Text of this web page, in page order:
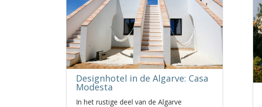
Designhotel in de Algarve: Casa
Modesta
In het rustige deel van de Algarve